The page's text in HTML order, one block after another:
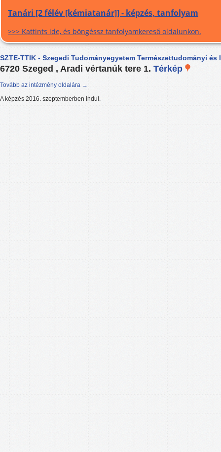
Tanári [2 félév [kémiatanár]] - képzés, tanfolyam
>>> Kattints ide, és böngéssz tanfolyamkereső oldalunkon.
SZTE-TTIK - Szegedi Tudományegyetem Természettudományi és
6720 Szeged , Aradi vértanúk tere 1. Térkép
Tovább az intézmény oldalára →
A képzés 2016. szeptemberben indul.